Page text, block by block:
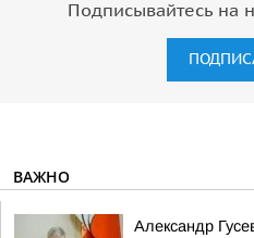
Подписывайтесь на
ВАЖНО
Александр